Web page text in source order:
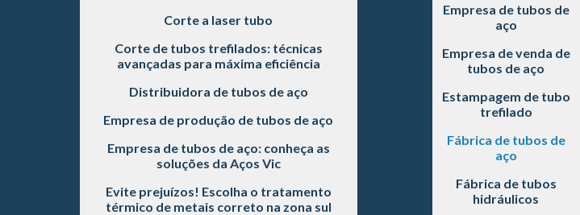
Corte a laser tubo
Corte de tubos trefilados: técnicas
avançadas para máxima eficiência
Distribuidora de tubos de aço
Empresa de produção de tubos de aço
Empresa de tubos de aço: conheça as
soluções da Aços Vic
Evite prejuízos! Escolha o tratamento
térmico de metais correto na zona sul
Empresa de tubos de
aço
Empresa de venda de
tubos de aço
Estampagem de tubo
trefilado
Fábrica de tubos de
aço
Fábrica de tubos
hidráulicos